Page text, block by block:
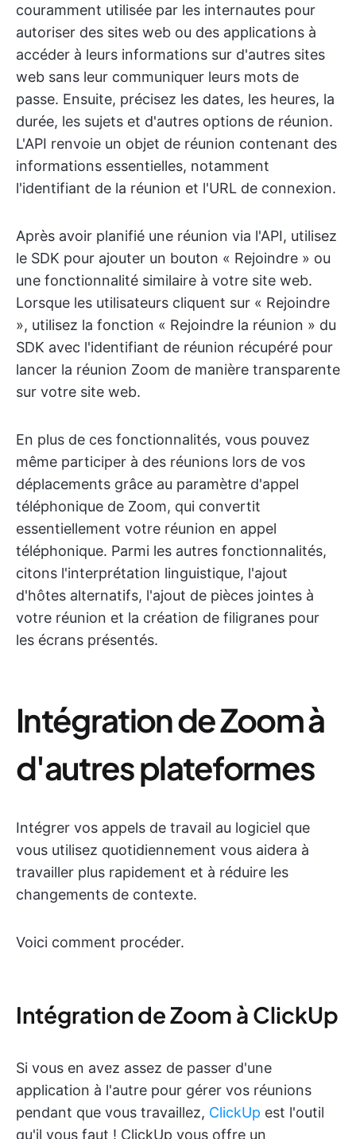
couramment utilisée par les internautes pour
autoriser des sites web ou des applications à
accéder à leurs informations sur d'autres sites
web sans leur communiquer leurs mots de
passe. Ensuite, précisez les dates, les heures, la
durée, les sujets et d'autres options de réunion.
L'API renvoie un objet de réunion contenant des
informations essentielles, notamment
l'identifiant de la réunion et l'URL de connexion.
Après avoir planifié une réunion via l'API, utilisez
le SDK pour ajouter un bouton « Rejoindre » ou
une fonctionnalité similaire à votre site web.
Lorsque les utilisateurs cliquent sur « Rejoindre
», utilisez la fonction « Rejoindre la réunion » du
SDK avec l'identifiant de réunion récupéré pour
lancer la réunion Zoom de manière transparente
sur votre site web.
En plus de ces fonctionnalités, vous pouvez
même participer à des réunions lors de vos
déplacements grâce au paramètre d'appel
téléphonique de Zoom, qui convertit
essentiellement votre réunion en appel
téléphonique. Parmi les autres fonctionnalités,
citons l'interprétation linguistique, l'ajout
d'hôtes alternatifs, l'ajout de pièces jointes à
votre réunion et la création de filigranes pour
les écrans présentés.
Intégration de Zoom à
d'autres plateformes
Intégrer vos appels de travail au logiciel que
vous utilisez quotidiennement vous aidera à
travailler plus rapidement et à réduire les
changements de contexte.
Voici comment procéder.
Intégration de Zoom à ClickUp
Si vous en avez assez de passer d'une
application à l'autre pour gérer vos réunions
pendant que vous travaillez, ClickUp est l'outil
qu'il vous faut ! ClickUp vous offre un